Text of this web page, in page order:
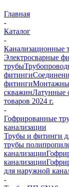
Главная
-
Каталог
-
Канализационные
Электросварные
трубы
фитинги
фитинги
скважинЛатунные
товаров 2024 г.
-
Гофрированные
канализации
Трубы и фитинги
трубы
канализации
канализации
для наружной
-